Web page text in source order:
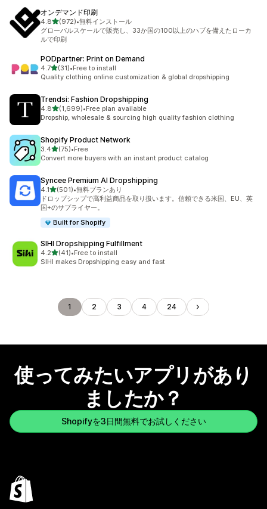
オンデマンド印刷
4.85つ星中
(972)
合計レビュー数：972件
•無料インストール
グローバルスケールで販売し、33か国の100以上のハブを備えたローカ
ルで印刷
PODpartner: Print on Demand
4.75つ星中
(31)
合計レビュー数：31件
•Free to install
Quality clothing online customization & global dropshipping
Trendsi: Fashion Dropshipping
4.85つ星中
(1,699)
合計レビュー数：1699件
•Free plan available
Dropship, wholesale & sourcing high quality fashion clothing
Shopify Product Network
3.45つ星中
(75)
合計レビュー数：75件
•Free
Convert more buyers with an instant product catalog
Syncee Premium AI Dropshipping
4.15つ星中
(501)
合計レビュー数：501件
•無料プランあり
ドロップシップで高利益商品を取り扱います。信頼できる米国、EU、英
国+のサプライヤー。
Built for Shopify
SIHI Dropshipping Fulfillment
4.25つ星中
(41)
合計レビュー数：41件
•Free to install
SIHI makes Dropshipping easy and fast
1 2 3 4 24
使ってみたいアプリがあり
ましたか？
Shopifyを3日間無料でお試しください